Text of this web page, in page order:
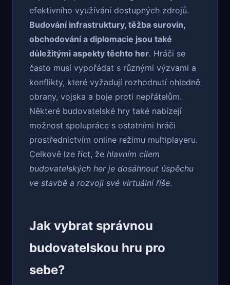
efektivního využívání dostupných zdrojů.
Budování infrastruktury, těžba surovin,
obchodování a diplomacie jsou také
důležitými aspekty těchto her. Hráči se
často musí vypořádat s různými výzvami a
konflikty, které vyžadují rozhodnutí ohledně
obrany, vojska a boje proti nepřátelům.
Některé budovatelské hry také nabízejí
možnost spolupráce s ostatními hráči
prostřednictvím online režimu multiplayeru.
Celkově lze říct, že hlavním cílem
budovatelských her je dosáhnout úspěchu
ve stavbě a rozvoji své virtuální říše.
Jak vybrat správnou
budovatelskou hru pro
sebe?